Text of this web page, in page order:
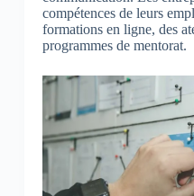
compétences de leurs
formations en ligne, des
programmes de mentorat.